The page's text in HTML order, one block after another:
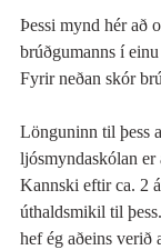
Þessi mynd hér að
brúðgumanns í
Fyrir neðan skór
Lönguninn til þess
ljósmyndaskólan
Kannski eftir ca. 2
úthaldsmikil til
hef ég aðeins verið